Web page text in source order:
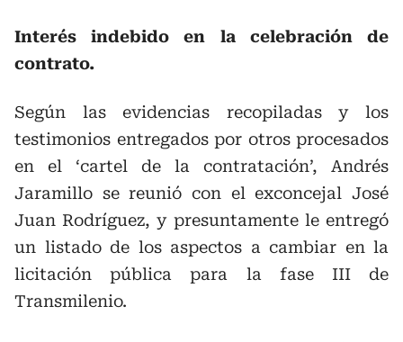
Interés indebido en la celebración de
contrato.
Según las evidencias recopiladas y los
testimonios entregados por otros procesados
en el ‘cartel de la contratación’, Andrés
Jaramillo se reunió con el exconcejal José
Juan Rodríguez, y presuntamente le entregó
un listado de los aspectos a cambiar en la
licitación pública para la fase III de
Transmilenio.